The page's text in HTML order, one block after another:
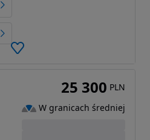
25 300 PLN
W granicach średniej